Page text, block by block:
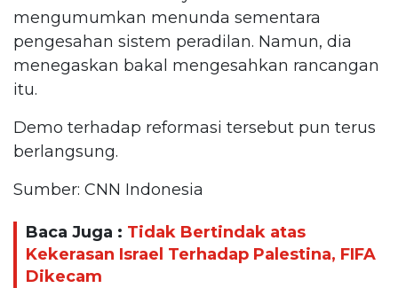
mengumumkan menunda sementara
pengesahan sistem peradilan. Namun, dia
menegaskan bakal mengesahkan rancangan
itu.
Demo terhadap reformasi tersebut pun terus
berlangsung.
Sumber: CNN Indonesia
Baca Juga : Tidak Bertindak atas
Kekerasan Israel Terhadap Palestina, FIFA
Dikecam